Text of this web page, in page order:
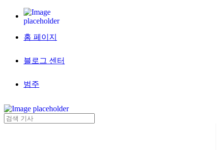
홈 페이지
블로그 센터
범주